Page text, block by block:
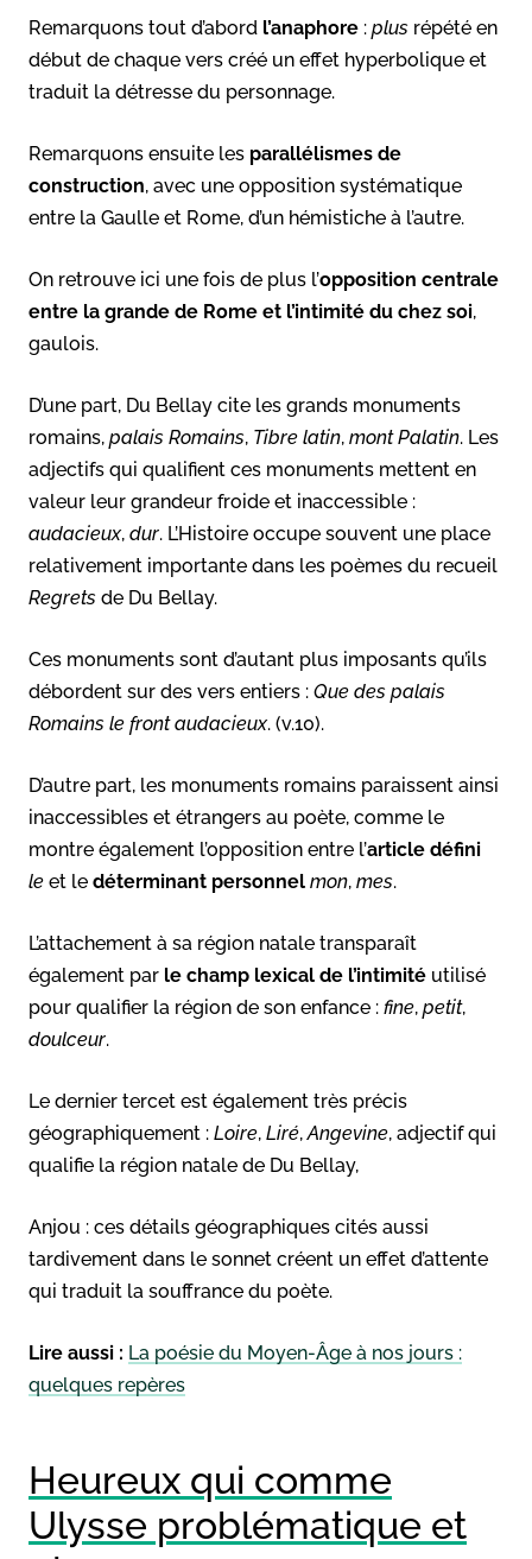
Remarquons tout d’abord l’anaphore : plus répété en
début de chaque vers créé un effet hyperbolique et
traduit la détresse du personnage.
Remarquons ensuite les parallélismes de
construction, avec une opposition systématique
entre la Gaulle et Rome, d’un hémistiche à l’autre.
On retrouve ici une fois de plus l’opposition centrale
entre la grande de Rome et l’intimité du chez soi,
gaulois.
D’une part, Du Bellay cite les grands monuments
romains, palais Romains, Tibre latin, mont Palatin. Les
adjectifs qui qualifient ces monuments mettent en
valeur leur grandeur froide et inaccessible :
audacieux, dur. L’Histoire occupe souvent une place
relativement importante dans les poèmes du recueil
Regrets de Du Bellay.
Ces monuments sont d’autant plus imposants qu’ils
débordent sur des vers entiers : Que des palais
Romains le front audacieux. (v.10).
D’autre part, les monuments romains paraissent ainsi
inaccessibles et étrangers au poète, comme le
montre également l’opposition entre l’article défini
le et le déterminant personnel mon, mes.
L’attachement à sa région natale transparaît
également par le champ lexical de l’intimité utilisé
pour qualifier la région de son enfance : fine, petit,
doulceur.
Le dernier tercet est également très précis
géographiquement : Loire, Liré,Angevine, adjectif qui
qualifie la région natale de Du Bellay,
Anjou : ces détails géographiques cités aussi
tardivement dans le sonnet créent un effet d’attente
qui traduit la souffrance du poète.
Lire aussi : La poésie du Moyen-Âge à nos jours :
quelques repères
Heureux qui comme
Ulysse problématique et